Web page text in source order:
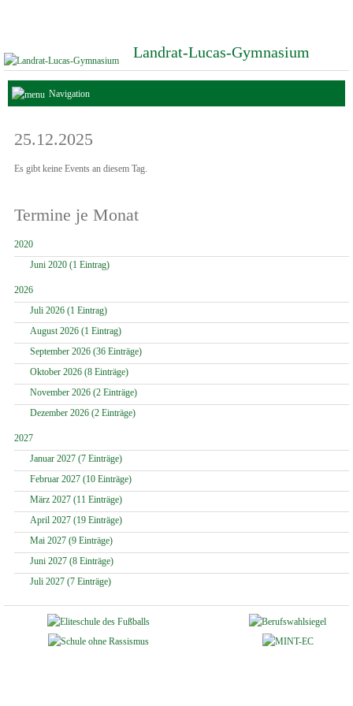
Landrat-Lucas-Gymnasium
Navigation
25.12.2025
Es gibt keine Events an diesem Tag.
Termine je Monat
2020
Juni 2020 (1 Eintrag)
2026
Juli 2026 (1 Eintrag)
August 2026 (1 Eintrag)
September 2026 (36 Einträge)
Oktober 2026 (8 Einträge)
November 2026 (2 Einträge)
Dezember 2026 (2 Einträge)
2027
Januar 2027 (7 Einträge)
Februar 2027 (10 Einträge)
März 2027 (11 Einträge)
April 2027 (19 Einträge)
Mai 2027 (9 Einträge)
Juni 2027 (8 Einträge)
Juli 2027 (7 Einträge)